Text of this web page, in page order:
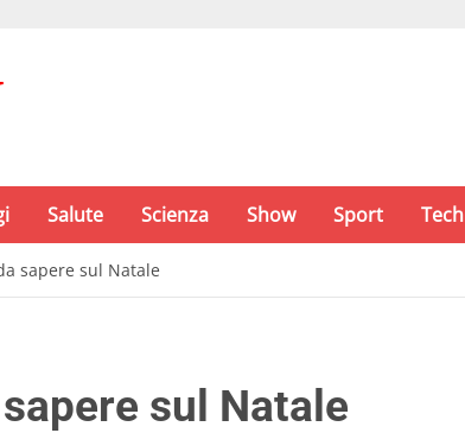
Salute Scienza Show Sport Tech
sapere sul Natale
sul Natale